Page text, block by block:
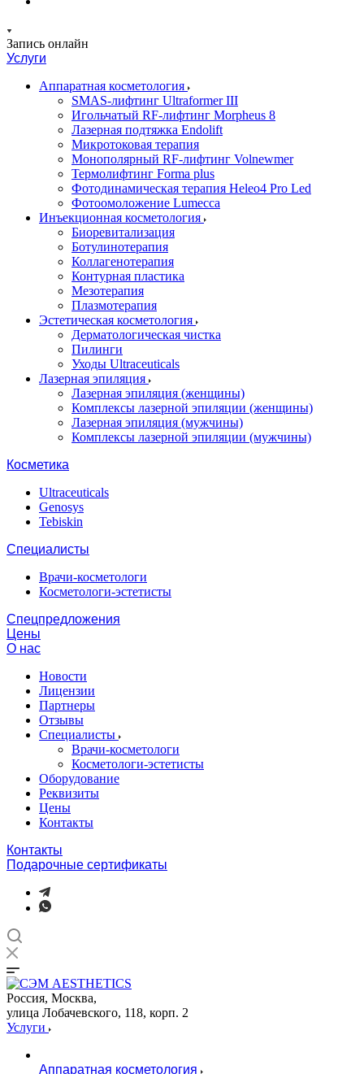
Запись онлайн
Услуги
Аппаратная косметология
SMAS-лифтинг Ultraformer III
Игольчатый RF-лифтинг Morpheus 8
Лазерная подтяжка Endolift
Микротоковая терапия
Монополярный RF-лифтинг Volnewmer
Термолифтинг Forma plus
Фотодинамическая терапия Heleo4 Pro Led
Фотоомоложение Lumecca
Инъекционная косметология
Биоревитализация
Ботулинотерапия
Коллагенотерапия
Контурная пластика
Мезотерапия
Плазмотерапия
Эстетическая косметология
Дерматологическая чистка
Пилинги
Уходы Ultraceuticals
Лазерная эпиляция
Лазерная эпиляция (женщины)
Комплексы лазерной эпиляции (женщины)
Лазерная эпиляция (мужчины)
Комплексы лазерной эпиляции (мужчины)
Косметика
Ultraceuticals
Genosys
Tebiskin
Специалисты
Врачи-косметологи
Косметологи-эстетисты
Спецпредложения
Цены
О нас
Новости
Лицензии
Партнеры
Отзывы
Специалисты
Врачи-косметологи
Косметологи-эстетисты
Оборудование
Реквизиты
Цены
Контакты
Контакты
Подарочные сертификаты
Россия, Москва,
улица Лобачевского, 118, корп. 2
Услуги
Аппаратная косметология